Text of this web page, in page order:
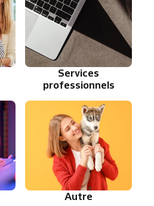
Services
professionnels
Autre